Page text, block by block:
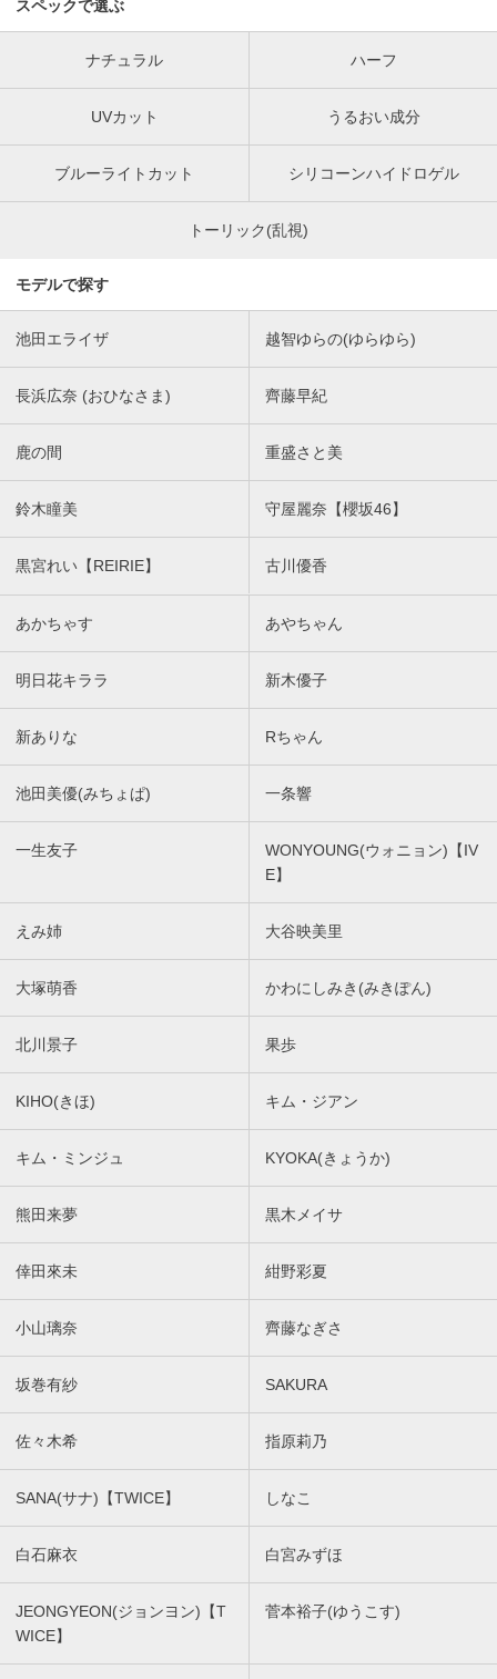
スペックで選ぶ
ナチュラル ハーフ
UVカット うるおい成分
ブルーライトカット シリコーンハイドロゲル
トーリック(乱視)
モデルで探す
池田エライザ 越智ゆらの(ゆらゆら)
長浜広奈 (おひなさま) 齊藤早紀
鹿の間 重盛さと美
鈴木瞳美 守屋麗奈【櫻坂46】
黒宮れい【REIRIE】 古川優香
あかちゃす あやちゃん
明日花キララ 新木優子
新ありな Rちゃん
池田美優(みちょぱ) 一条響
一生友子
WONYOUNG(ウォニョン)【IV
E】
えみ姉 大谷映美里
大塚萌香 かわにしみき(みきぽん)
北川景子 果歩
KIHO(きほ) キム・ジアン
キム・ミンジュ KYOKA(きょうか)
熊田来夢 黒木メイサ
倖田來未 紺野彩夏
小山璃奈 齊藤なぎさ
坂巻有紗 SAKURA
佐々木希 指原莉乃
SANA(サナ)【TWICE】 しなこ
白石麻衣 白宮みずほ
JEONGYEON(ジョンヨン)【T
WICE】
菅本裕子(ゆうこす)